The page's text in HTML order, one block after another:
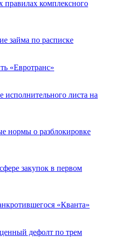
правилах комплексного
займа по расписке
«Евротранс»
исполнительного листа на
нормы о разблокировке
закупок в первом
«Кванта»
дефолт по трем